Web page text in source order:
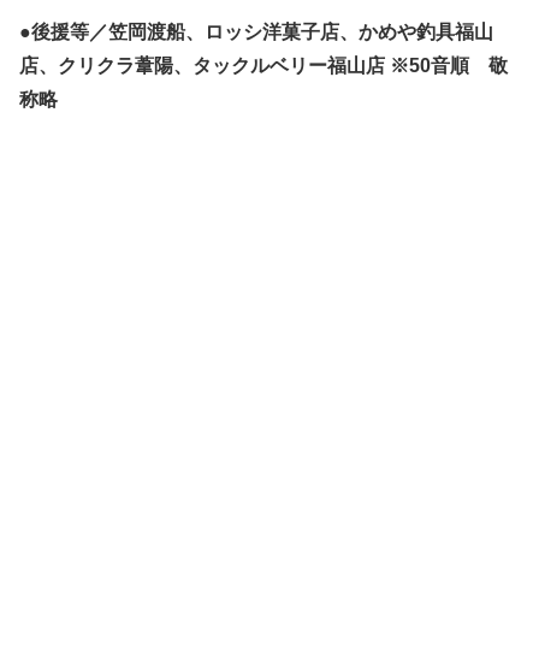
●後援等／笠岡渡船、ロッシ洋菓子店、かめや釣具福山
店、クリクラ葦陽、タックルベリー福山店 ※50音順 敬
称略